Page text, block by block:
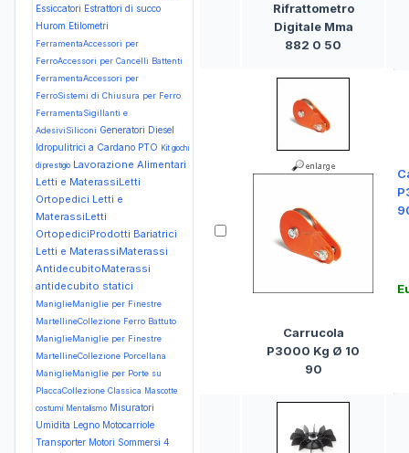
Essiccatori Estrattori di succo
Hurom Etilometri
FerramentaAccessori per
FerroAccessori per Cancelli Battenti
FerramentaAccessori per
FerroSistemi di Chiusura per Ferro
FerramentaSigillanti e
AdesiviSiliconi Generatori Diesel
Idropulitrici a Cardano PTO Kit giochi
di prestigio Lavorazione Alimentari
Letti e MaterassiLetti
Ortopedici Letti e
MaterassiLetti
OrtopediciProdotti Bariatrici
Letti e MaterassiMaterassi
AntidecubitoMaterassi
antidecubito statici
ManiglieManiglie per Finestre
MartellineCollezione Ferro Battuto
ManiglieManiglie per Finestre
MartellineCollezione Porcellana
ManiglieManiglie per Porte su
PlaccaCollezione Classica Mascotte
costumi Mentalismo Misuratori
Umidita Legno Motocarriole
Transporter Motori Sommersi 4
Rifrattometro
Digitale Mma
882 0 50
Carrucola
P3000 Kg Ø 10
90